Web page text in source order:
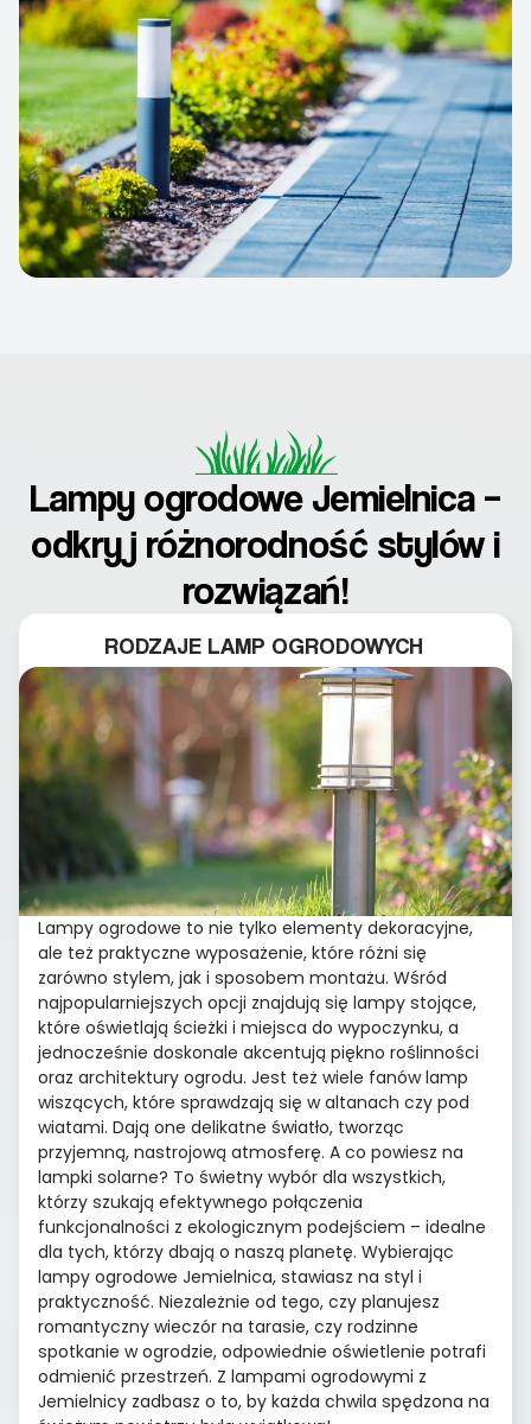
Lampy ogrodowe Jemielnica –
odkryj różnorodność stylów i
rozwiązań!
RODZAJE LAMP OGRODOWYCH
Lampy ogrodowe to nie tylko elementy dekoracyjne,
ale też praktyczne wyposażenie, które różni się
zarówno stylem, jak i sposobem montażu. Wśród
najpopularniejszych opcji znajdują się lampy stojące,
które oświetlają ścieżki i miejsca do wypoczynku, a
jednocześnie doskonale akcentują piękno roślinności
oraz architektury ogrodu. Jest też wiele fanów lamp
wiszących, które sprawdzają się w altanach czy pod
wiatami. Dają one delikatne światło, tworząc
przyjemną, nastrojową atmosferę. A co powiesz na
lampki solarne? To świetny wybór dla wszystkich,
którzy szukają efektywnego połączenia
funkcjonalności z ekologicznym podejściem – idealne
dla tych, którzy dbają o naszą planetę. Wybierając
lampy ogrodowe Jemielnica, stawiasz na styl i
praktyczność. Niezależnie od tego, czy planujesz
romantyczny wieczór na tarasie, czy rodzinne
spotkanie w ogrodzie, odpowiednie oświetlenie potrafi
odmienić przestrzeń. Z lampami ogrodowymi z
Jemielnicy zadbasz o to, by każda chwila spędzona na